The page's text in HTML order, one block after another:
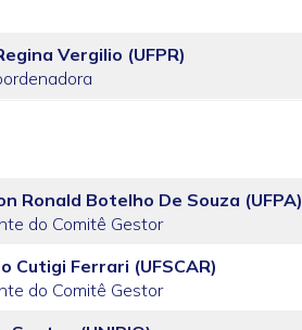
Vergilio (UFPR)
Ronald Botelho De Souza (UFPA)
do Comitê Gestor
Cutigi Ferrari (UFSCAR)
do Comitê Gestor